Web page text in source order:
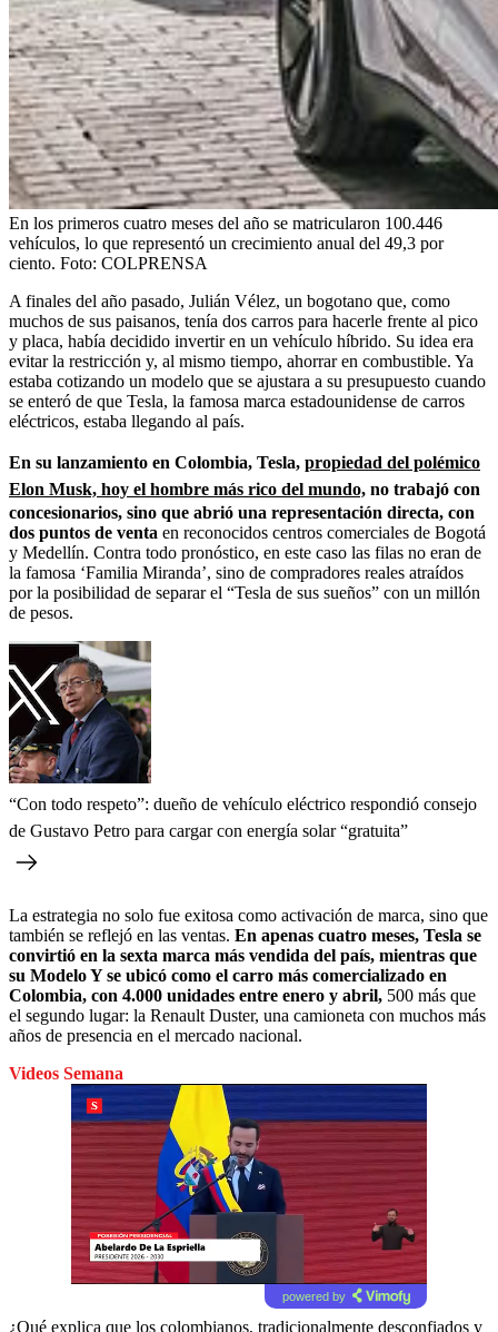
En los primeros cuatro meses del año se matricularon 100.446
vehículos, lo que representó un crecimiento anual del 49,3 por
ciento. Foto: COLPRENSA
A finales del año pasado, Julián Vélez, un bogotano que, como
muchos de sus paisanos, tenía dos carros para hacerle frente al pico
y placa, había decidido invertir en un vehículo híbrido. Su idea era
evitar la restricción y, al mismo tiempo, ahorrar en combustible. Ya
estaba cotizando un modelo que se ajustara a su presupuesto cuando
se enteró de que Tesla, la famosa marca estadounidense de carros
eléctricos, estaba llegando al país.
En su lanzamiento en Colombia, Tesla, propiedad del polémico
Elon Musk, hoy el hombre más rico del mundo, no trabajó con
concesionarios, sino que abrió una representación directa, con
dos puntos de venta en reconocidos centros comerciales de Bogotá
y Medellín. Contra todo pronóstico, en este caso las filas no eran de
la famosa ‘Familia Miranda’, sino de compradores reales atraídos
por la posibilidad de separar el “Tesla de sus sueños” con un millón
de pesos.
“Con todo respeto”: dueño de vehículo eléctrico respondió consejo
de Gustavo Petro para cargar con energía solar “gratuita”
La estrategia no solo fue exitosa como activación de marca, sino que
también se reflejó en las ventas. En apenas cuatro meses, Tesla se
convirtió en la sexta marca más vendida del país, mientras que
su Modelo Y se ubicó como el carro más comercializado en
Colombia, con 4.000 unidades entre enero y abril, 500 más que
el segundo lugar: la Renault Duster, una camioneta con muchos más
años de presencia en el mercado nacional.
Videos Semana
powered by
¿Qué explica que los colombianos, tradicionalmente desconfiados y